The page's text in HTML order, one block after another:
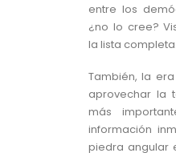
entre los
¿no lo cree?
la lista completa.
También, la
aprovechar la
más
información
piedra angular